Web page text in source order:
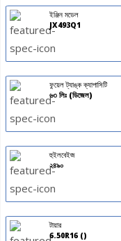
ইঞ্জিন মডেল
JX493Q1
ফুয়েল ট্যাঙ্ক ক্যাপাসিটি
৬৩ লিঃ (ডিজেল)
হুইলবেইজ
২৪৯০
টায়ার
6.50R16 ()